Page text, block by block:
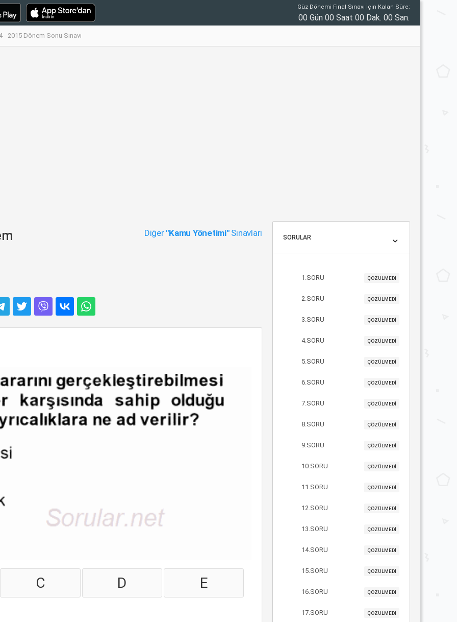
Güz Dönemi Final Sınavı İçin Kalan Süre:
00 Gün 00 Saat 00 Dak. 00 San.
2015 Dönem Sonu Sınavı
Diğer "Kamu Yönetimi"Sınavları
C D E
SORULAR
1.SORU ÇÖZÜLMEDİ
2.SORU ÇÖZÜLMEDİ
3.SORU ÇÖZÜLMEDİ
4.SORU ÇÖZÜLMEDİ
5.SORU ÇÖZÜLMEDİ
6.SORU ÇÖZÜLMEDİ
7.SORU ÇÖZÜLMEDİ
8.SORU ÇÖZÜLMEDİ
9.SORU ÇÖZÜLMEDİ
10.SORU ÇÖZÜLMEDİ
11.SORU ÇÖZÜLMEDİ
12.SORU ÇÖZÜLMEDİ
13.SORU ÇÖZÜLMEDİ
14.SORU ÇÖZÜLMEDİ
15.SORU ÇÖZÜLMEDİ
16.SORU ÇÖZÜLMEDİ
17.SORU ÇÖZÜLMEDİ